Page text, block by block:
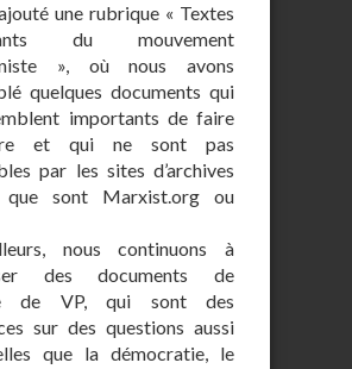
une rubrique « Textes
du mouvement
», où nous avons
quelques documents qui
importants de faire
et qui ne sont pas
par les sites d’archives
que sont Marxist.org ou
nous continuons à
des documents de
de VP, qui sont des
sur des questions aussi
que la démocratie, le